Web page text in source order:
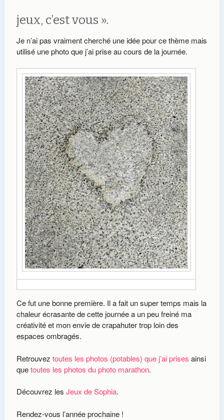
jeux, c’est vous ».
Je n’ai pas vraiment cherché une idée pour ce thème mais
utilisé une photo que j’ai prise au cours de la journée.
Ce fut une bonne première. Il a fait un super temps mais la
chaleur écrasante de cette journée a un peu freiné ma
créativité et mon envie de crapahuter trop loin des
espaces ombragés.
Retrouvez toutes les photos (potables) que j’ai prises ainsi
quetoutes les photos du photo marathon.
Découvrez les Jeux de Sophia.
Rendez-vous l’année prochaine !